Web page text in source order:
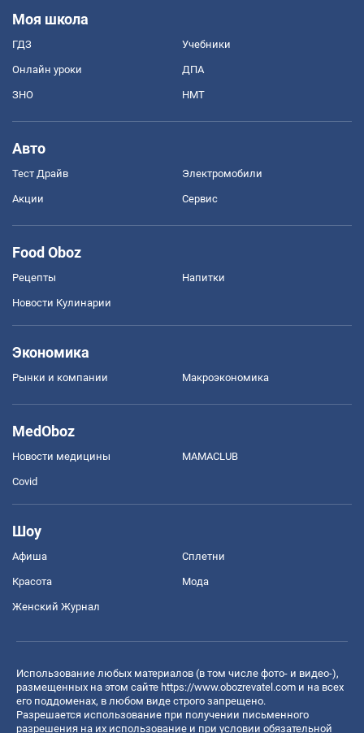
Моя школа
ГДЗ Учебники
Онлайн уроки ДПА
ЗНО НМТ
Авто
Тест Драйв Электромобили
Акции Сервис
Food Oboz
Рецепты Напитки
Новости Кулинарии
Экономика
Рынки и компании Mакроэкономика
MedOboz
Новости медицины MAMACLUB
Covid
Шоу
Афиша Сплетни
Красота Мода
Женский Журнал
Использование любых материалов (в том числе фото- и видео-),
размещенных на этом сайте https://www.obozrevatel.com и на всех
его поддоменах, в любом виде строго запрещено.
Разрешается использование при получении письменного
разрешения на их использование и при условии обязательной